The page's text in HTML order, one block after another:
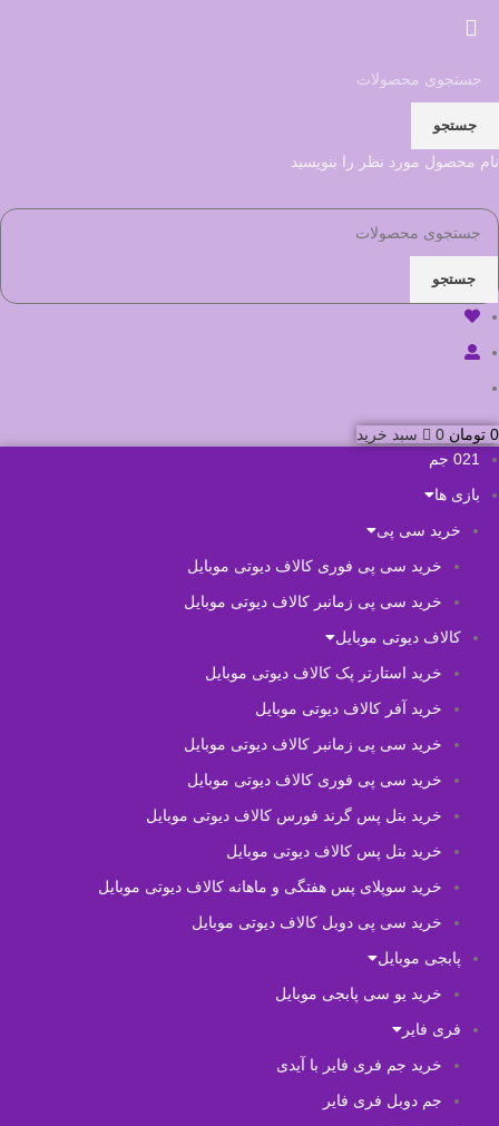
جستجو
0 تومان 0
سبد خرید
021 جم
بازی ها
خرید سی پی
خرید سی پی فوری کالاف دیوتی موبایل
خرید سی پی زمانبر کالاف دیوتی موبایل
کالاف دیوتی موبایل
خرید استارتر پک کالاف دیوتی موبایل
خرید آفر کالاف دیوتی موبایل
خرید سی پی زمانبر کالاف دیوتی موبایل
خرید سی پی فوری کالاف دیوتی موبایل
خرید بتل پس گرند فورس کالاف دیوتی موبایل
خرید بتل پس کالاف دیوتی موبایل
خرید سوپلای پس هفتگی و ماهانه کالاف دیوتی موبایل
خرید سی پی دوبل کالاف دیوتی موبایل
پابجی موبایل
خرید یو سی پابجی موبایل
فری فایر
خرید جم فری فایر با آیدی
جم دوبل فری فایر
جستجو
نام محصول مورد نظر را بنویسید